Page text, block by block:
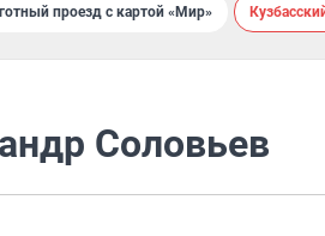
проезд с картой «Мир»
Соловьев